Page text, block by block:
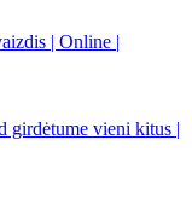
| Online |
girdėtume vieni kitus |